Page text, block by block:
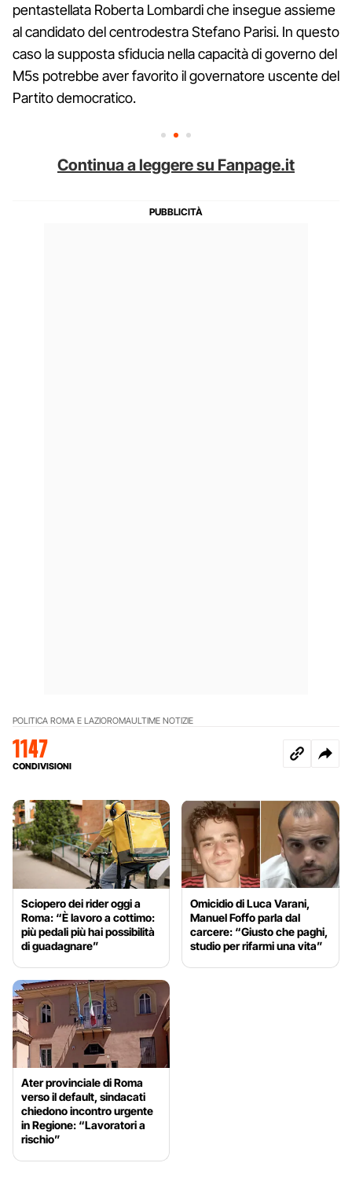
pentastellata Roberta Lombardi che insegue assieme
al candidato del centrodestra Stefano Parisi. In questo
caso la supposta sfiducia nella capacità di governo del
M5s potrebbe aver favorito il governatore uscente del
Partito democratico.
Continua a leggere su Fanpage.it
POLITICA ROMA E LAZIOROMAULTIME NOTIZIE
1147
CONDIVISIONI
Sciopero dei rider oggi a
Roma: “È lavoro a cottimo:
più pedali più hai possibilità
di guadagnare”
Omicidio di Luca Varani,
Manuel Foffo parla dal
carcere: “Giusto che paghi,
studio per rifarmi una vita”
Ater provinciale di Roma
verso il default, sindacati
chiedono incontro urgente
in Regione: “Lavoratori a
rischio”